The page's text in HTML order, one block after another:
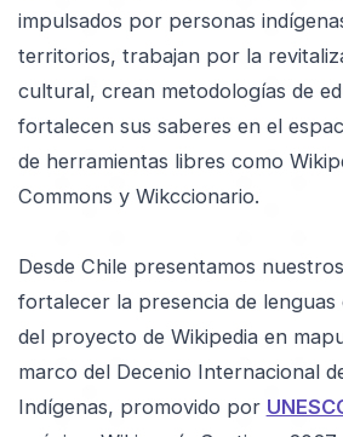
impulsados por personas
territorios, trabajan por la
cultural, crean metodologías de
fortalecen sus saberes en el
de herramientas libres como
Commons y Wikccionario.
Desde Chile presentamos
fortalecer la presencia de lenguas
del proyecto de Wikipedia en
marco del Decenio Internacional
Indígenas, promovido por